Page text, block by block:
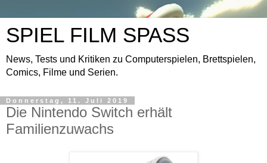
SPIEL FILM SPASS
News, Tests und Kritiken zu Computerspielen, Brettspielen,
Comics, Filme und Serien.
Donnerstag, 11. Juli 2019
Die Nintendo Switch erhält
Familienzuwachs